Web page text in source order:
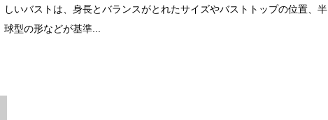
しいバストは、身長とバランスがとれたサイズやバストトップの位置、半
球型の形などが基準...